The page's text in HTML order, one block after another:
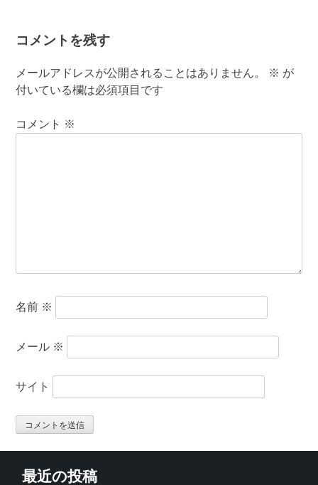
コメントを残す
メールアドレスが公開されることはありません。 ※ が
付いている欄は必須項目です
コメント ※
名前 ※
メール ※
サイト
最近の投稿